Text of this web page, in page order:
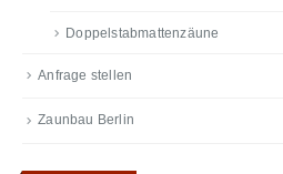
Doppelstabmattenzäune
Anfrage stellen
Zaunbau Berlin